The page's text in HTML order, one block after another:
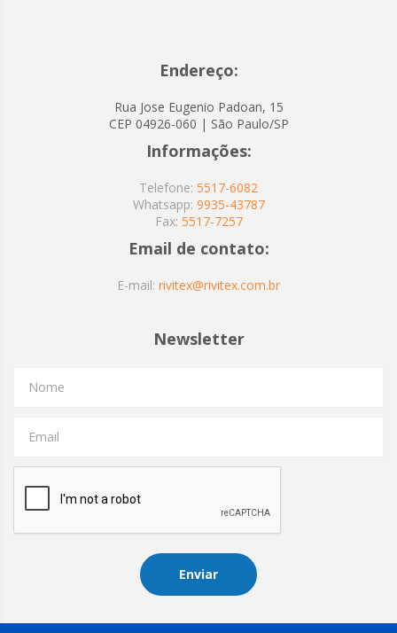
Endereço:
Rua Jose Eugenio Padoan, 15
CEP 04926-060 | São Paulo/SP
Informações:
Telefone: 5517-6082
Whatsapp: 9935-43787
Fax: 5517-7257
Email de contato:
E-mail: rivitex@rivitex.com.br
Newsletter
Nome
Email
Enviar